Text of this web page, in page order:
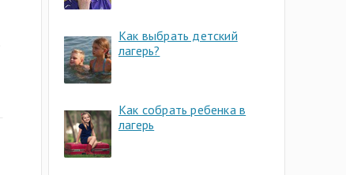
Как выбрать детский
лагерь?
Как собрать ребенка в
лагерь